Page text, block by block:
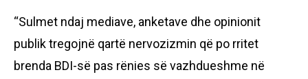
“Sulmet ndaj mediave, anketave dhe opinionit
publik tregojnë qartë nervozizmin që po rritet
brenda BDI-së pas rënies së vazhdueshme në